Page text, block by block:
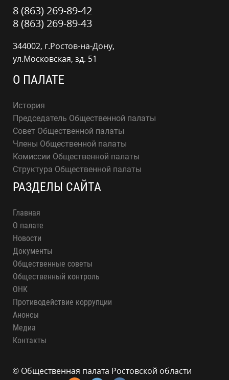
8 (863) 269-89-42
8 (863) 269-89-43
344002, г.Ростов-на-Дону,
ул.Московская, зд. 51
О ПАЛАТЕ
История
Председатель Общественной палаты
Совет Общественной палаты
Члены Общественной палаты
Комиссии Общественной палаты
Структура Общественной палаты
РАЗДЕЛЫ САЙТА
Главная
О палате
Новости
Документы
Общественные советы
Общественный контроль
ОНК
Противодействие коррупции
Анонсы
Медиа
Контакты
© Общественная палата Ростовской области